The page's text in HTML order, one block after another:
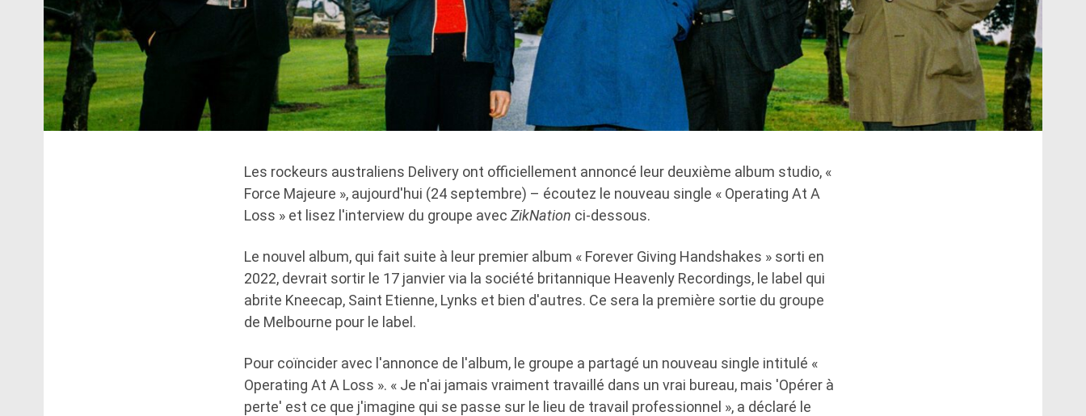
Les rockeurs australiens Delivery ont officiellement annoncé leur deuxième album studio, «
Force Majeure », aujourd'hui (24 septembre) – écoutez le nouveau single « Operating At A
Loss » et lisez l'interview du groupe avec ZikNation ci-dessous.
Le nouvel album, qui fait suite à leur premier album « Forever Giving Handshakes » sorti en
2022, devrait sortir le 17 janvier via la société britannique Heavenly Recordings, le label qui
abrite Kneecap, Saint Etienne, Lynks et bien d'autres. Ce sera la première sortie du groupe
de Melbourne pour le label.
Pour coïncider avec l'annonce de l'album, le groupe a partagé un nouveau single intitulé «
Operating At A Loss ». « Je n'ai jamais vraiment travaillé dans un vrai bureau, mais 'Opérer à
perte' est ce que j'imagine qui se passe sur le lieu de travail professionnel », a déclaré le